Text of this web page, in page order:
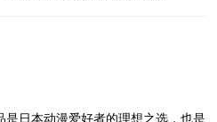
是日本动漫爱好者的理想之选，也是